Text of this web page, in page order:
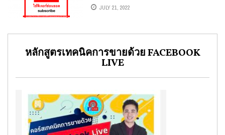
JULY 21, 2022
หลักสูตรเทคนิคการขายด้วย FACEBOOK
LIVE